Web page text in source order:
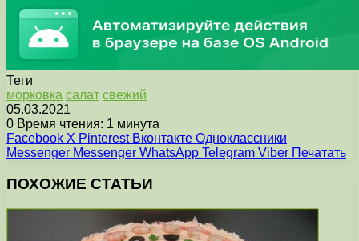
Теги
морковка салат свежий
05.03.2021
0 Время чтения: 1 минута
Facebook X Pinterest Вконтакте Одноклассники
Messenger Messenger WhatsApp Telegram Viber Печатать
ПОХОЖИЕ СТАТЬИ